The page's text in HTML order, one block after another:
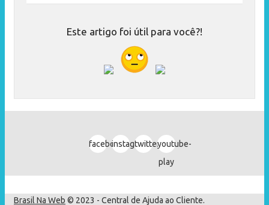
Este artigo foi útil para você?!
facebookinstagramtwitteryoutube-
play
Brasil Na Web © 2023 - Central de Ajuda ao Cliente.